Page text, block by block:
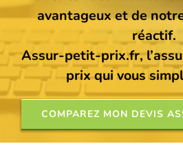
avantageux et de
réactif.
Assur-petit-prix.fr,
prix qui vous
COMPAREZ MON DEVIS